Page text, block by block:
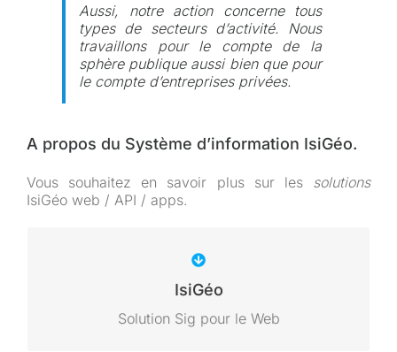
Aussi, notre action concerne tous
types de secteurs d’activité. Nous
travaillons pour le compte de la
sphère publiqueaussi bien que pour
le compte d’entreprises privées.
A propos du Système d’information IsiGéo.
Vous souhaitez en savoir plus sur les solutions
IsiGéo web / API / apps.
IsiGéo
Solution Sig pour le Web
Système d’information
pour les entreprises et
la sphère publique